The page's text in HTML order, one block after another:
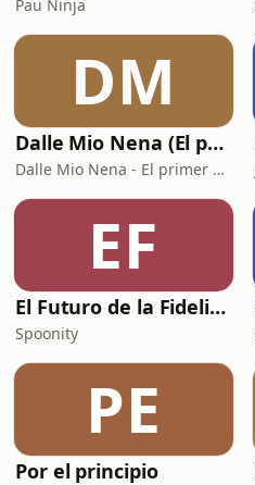
Pau Ninja
DM
Dalle Mio Nena (El primer podcast rural de España)
Dalle Mio Nena - El primer podcast rural de España
EF
El Futuro de la Fidelización
Spoonity
PE
Por el principio